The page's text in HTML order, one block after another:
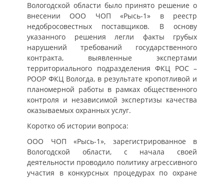
Вологодской области было принято решение о
внесении ООО ЧОП «Рысь-1» в реестр
недобросовестных поставщиков. В основу
указанного решения легли факты грубых
нарушений требований государственного
контракта, выявленные экспертами
территориального подразделения ФКЦ РОС –
РООР ФКЦ Вологда, в результате кропотливой и
планомерной работы в рамках общественного
контроля и независимой экспертизы качества
оказываемых охранных услуг.
Коротко об истории вопроса:
ООО ЧОП «Рысь-1», зарегистрированное в
Вологодской области, с начала своей
деятельности проводило политику агрессивного
участия в конкурсных процедурах по охране